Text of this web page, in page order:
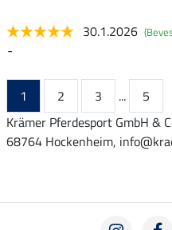
30.1.2026
-
1 2 3 ...
5
Krämer Pferdesport GmbH &
68764 Hockenheim,